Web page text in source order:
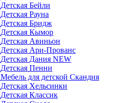
Детская Бейли
Детская Рауна
Детская Бридж
Детская Кымор
Детская Авиньон
Детская Ари-Прованс
Детская Дания NEW
Детская Пенни
Мебель для детской Скандия
Детская Хельсинки
Детская Классик